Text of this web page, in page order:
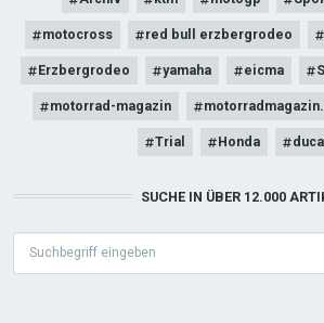
motocross red bull erzbergrodeo
Erzbergrodeo yamaha eicma
motorrad-magazin
Trial Honda
SUCHE IN ÜBER 12.000